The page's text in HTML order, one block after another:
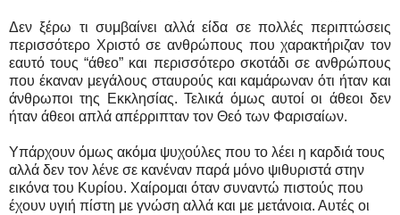
Δεν ξέρω τι συμβαίνει αλλά είδα σε πολλές περιπτώσεις
περισσότερο Χριστό σε ανθρώπους που χαρακτήριζαν τον
εαυτό τους “άθεο” και περισσότερο σκοτάδι σε ανθρώπους
που έκαναν μεγάλους σταυρούς και καμάρωναν ότι ήταν και
άνθρωποι της Εκκλησίας. Τελικά όμως αυτοί οι άθεοι δεν
ήταν άθεοι απλά απέρριπταν τον Θεό των Φαρισαίων.
Υπάρχουν όμως ακόμα ψυχούλες που το λέει η καρδιά τους
αλλά δεν τον λένε σε κανέναν παρά μόνο ψιθυριστά στην
εικόνα του Κυρίου. Χαίρομαι όταν συναντώ πιστούς που
έχουν υγιή πίστη με γνώση αλλά και με μετάνοια. Αυτές οι